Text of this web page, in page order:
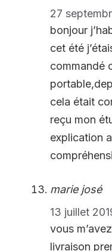
27
bonjour
cet été
commandé
cela était
reçu mon
explication
marie josé
13 juillet
vous
livraison